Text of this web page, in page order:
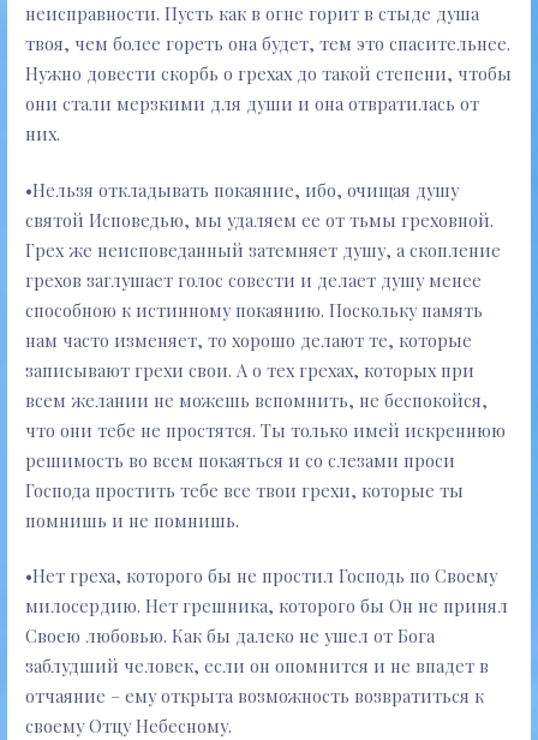
неисправности. Пусть как в огне горит в стыде душа
твоя, чем более гореть она будет, тем это спасительнее.
Нужно довести скорбь о грехах до такой степени, чтобы
они стали мерзкими для души и она отвратилась от
них.
•Нельзя откладывать покаяние, ибо, очищая душу
святой Исповедью, мы удаляем ее от тьмы греховной.
Грех же неисповеданный затемняет душу, а скопление
грехов заглушает голос совести и делает душу менее
способною к истинному покаянию. Поскольку память
нам часто изменяет, то хорошо делают те, которые
записывают грехи свои. А о тех грехах, которых при
всем желании не можешь вспомнить, не беспокойся,
что они тебе не простятся. Ты только имей искреннюю
решимость во всем покаяться и со слезами проси
Господа простить тебе все твои грехи, которые ты
помнишь и не помнишь.
•Нет греха, которого бы не простил Господь по Своему
милосердию. Нет грешника, которого бы Он не принял
Своею любовью. Как бы далеко не ушел от Бога
заблудший человек, если он опомнится и не впадет в
отчаяние – ему открыта возможность возвратиться к
своему Отцу Небесному.